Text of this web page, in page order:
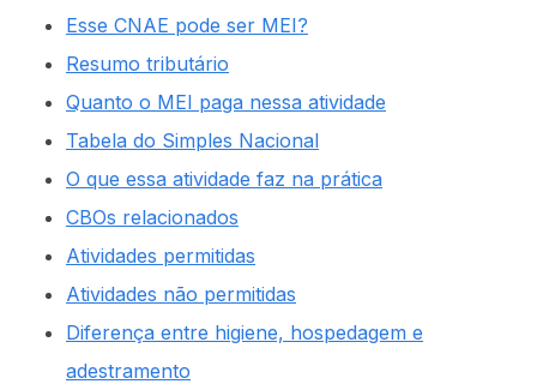
Esse CNAE pode ser MEI?
Resumo tributário
Quanto o MEI paga nessa atividade
Tabela do Simples Nacional
O que essa atividade faz na prática
CBOs relacionados
Atividades permitidas
Atividades não permitidas
Diferença entre higiene, hospedagem e
adestramento